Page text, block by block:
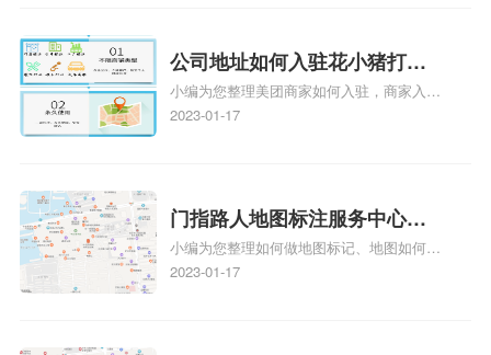
情可查看下方正文！
公司地址如何入驻花小猪打车
地图标记？指路人地图标注服
务中心铺如何入驻花小猪打车
小编为您整理美团商家如何入驻，商家入驻
教程、商家如何入驻地图、如何入驻地:、
2023-01-17
门指路人地图标注服务中心如
何做花小猪打车地图位置标
记？门指路人地图标注服务中
小编为您整理如何做地图标记、地图如何做
标记、so搜街景中如何做标记、360e启花贷
2023-01-17